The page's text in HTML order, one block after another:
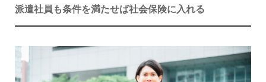
派遣社員も条件を満たせば社会保険に入れる